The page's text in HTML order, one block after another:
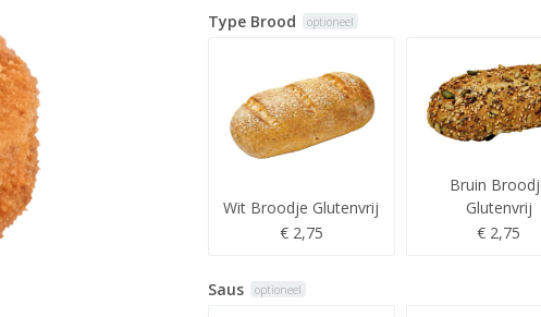
Type Brood optioneel
Wit Broodje Glutenvrij
€ 2,75
Bruin
Glutenvrij
€ 2,75
Saus optioneel